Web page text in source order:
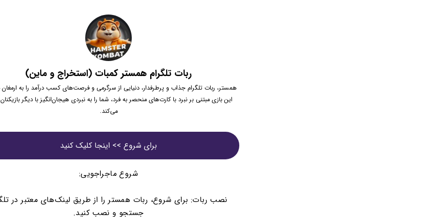
ربات تلگرام همستر کمبات (استخراج و ماین)
همستر، ربات تلگرام جذاب و پرطرفدار، دنیایی از سرگرمی و فرصت‌های کسب درآمد را به ارمغان
این بازی مبتنی بر نبرد با کارت‌های منحصر به فرد، شما را به نبردی هیجان‌انگیز با دیگر
می‌کند.
برای شروع >> اینجا کلیک کنید
شروع ماجراجویی:
نصب ربات: برای شروع، ربات همستر را از طریق لینک‌های معتبر در
جستجو و نصب کنید.